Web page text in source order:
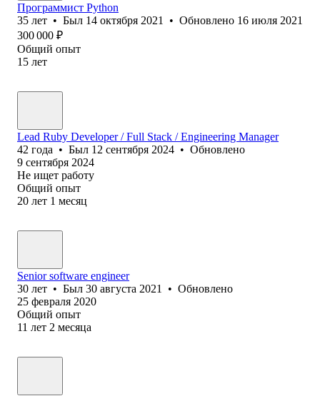
Программист Python
35 лет • Был 14 октября 2021 • Обновлено 16 июля 2021
300 000 ₽
Общий опыт
15 лет
Lead Ruby Developer / Full Stack / Engineering Manager
42 года • Был 12 сентября 2024 • Обновлено
9 сентября 2024
Не ищет работу
Общий опыт
20 лет 1 месяц
Senior software engineer
30 лет • Был 30 августа 2021 • Обновлено
25 февраля 2020
Общий опыт
11 лет 2 месяца